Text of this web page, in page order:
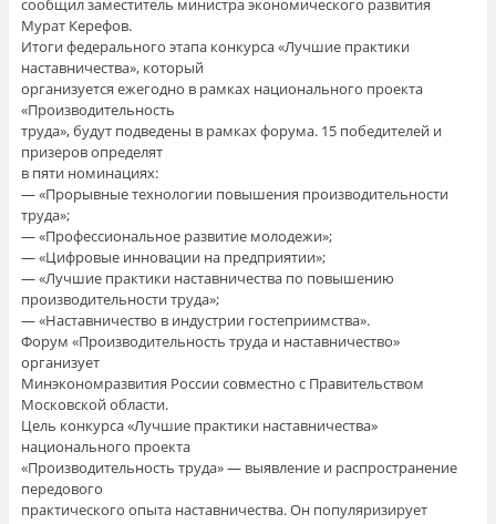
сообщил заместитель министра экономического развития
Мурат Керефов.
Итоги федерального этапа конкурса «Лучшие практики
наставничества», который
организуется ежегодно в рамках национального проекта
«Производительность
труда», будут подведены в рамках форума. 15 победителей и
призеров определят
в пяти номинациях:
— «Прорывные технологии повышения производительности
труда»;
— «Профессиональное развитие молодежи»;
— «Цифровые инновации на предприятии»;
— «Лучшие практики наставничества по повышению
производительности труда»;
— «Наставничество в индустрии гостеприимства».
Форум «Производительность труда и наставничество»
организует
Минэкономразвития России совместно с Правительством
Московской области.
Цель конкурса «Лучшие практики наставничества»
национального проекта
«Производительность труда» — выявление и распространение
передового
практического опыта наставничества. Он популяризирует